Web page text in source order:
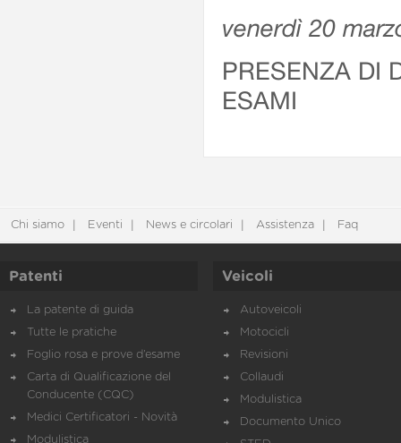
venerdì 20
PRESENZA DI
ESAMI
Chi siamo Eventi News e circolari Assistenza Faq
Patenti
La patente di guida
Tutte le pratiche
Foglio rosa e prove d’esame
Carta di Qualificazione del
Conducente (CQC)
Medici Certificatori - Novità
Modulistica
Veicoli
Autoveicoli
Motocicli
Revisioni
Collaudi
Modulistica
Documento Unico